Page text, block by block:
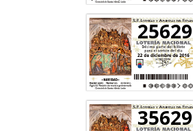
25629
35629